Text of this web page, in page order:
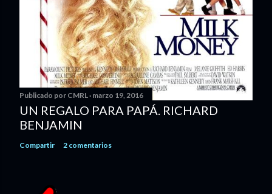
Publicado por CMRL marzo 19, 2016
UN REGALO PARA PAPÁ. RICHARD
BENJAMIN
Compartir 2 comentarios